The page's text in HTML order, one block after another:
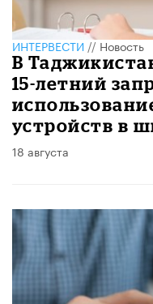
ИНТЕРВЕСТИ //Новость
В
15-летний
устройств в
18 августа